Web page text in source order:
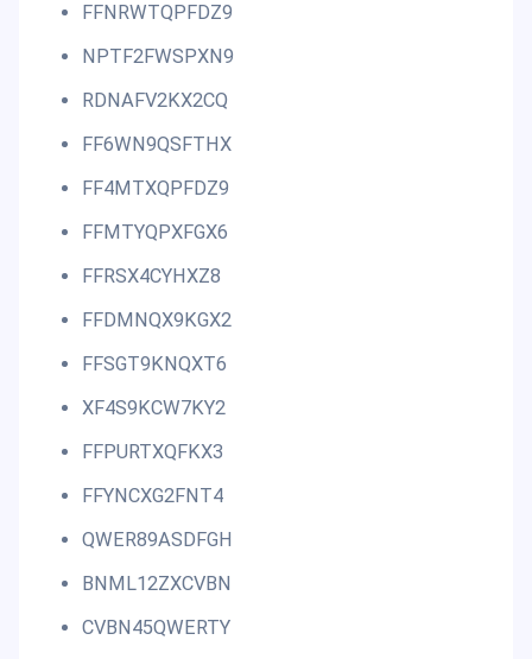
FFNRWTQPFDZ9
NPTF2FWSPXN9
RDNAFV2KX2CQ
FF6WN9QSFTHX
FF4MTXQPFDZ9
FFMTYQPXFGX6
FFRSX4CYHXZ8
FFDMNQX9KGX2
FFSGT9KNQXT6
XF4S9KCW7KY2
FFPURTXQFKX3
FFYNCXG2FNT4
QWER89ASDFGH
BNML12ZXCVBN
CVBN45QWERTY